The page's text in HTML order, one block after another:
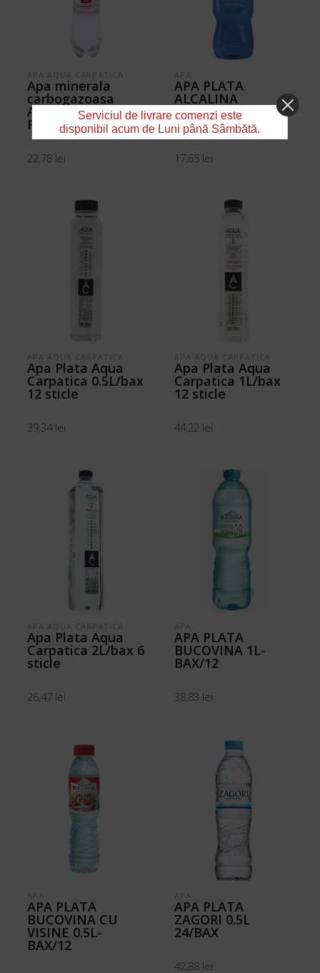
APA AQUA CARPATICA
Apa minerala
carbogazoasa
Aqua Carpatica
Forte 1.5l/bax 6st
22,78 lei
APA
APA PLATA
ALCALINA
VELINGRAD 1L-
BAX/6
17,65 lei
APA AQUA CARPATICA
Apa Plata Aqua
Carpatica 0.5L/bax
12 sticle
39,34 lei
APA AQUA CARPATICA
Apa Plata Aqua
Carpatica 1L/bax
12 sticle
44,22 lei
APA AQUA CARPATICA
Apa Plata Aqua
Carpatica 2L/bax 6
sticle
26,47 lei
APA
APA PLATA
BUCOVINA 1L-
BAX/12
38,83 lei
APA
APA PLATA
BUCOVINA CU
VISINE 0.5L-
BAX/12
APA
APA PLATA
ZAGORI 0.5L
24/BAX
42,88 lei
Serviciul de livrare comenzi este
disponibil acum de Luni până Sâmbătă.